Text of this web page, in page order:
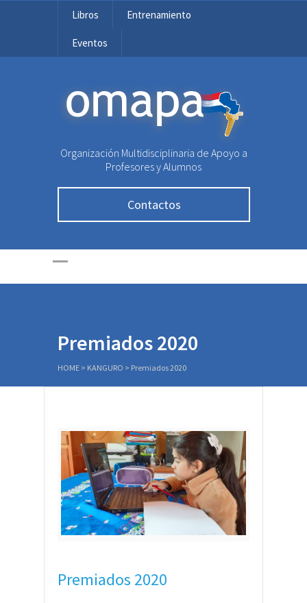
Libros Entrenamiento
Eventos
OMAPA
Organización Multidisciplinaria de Apoyo a
Profesores y Alumnos
Contactos
Premiados 2020
HOME > KANGURO > Premiados 2020
Premiados 2020